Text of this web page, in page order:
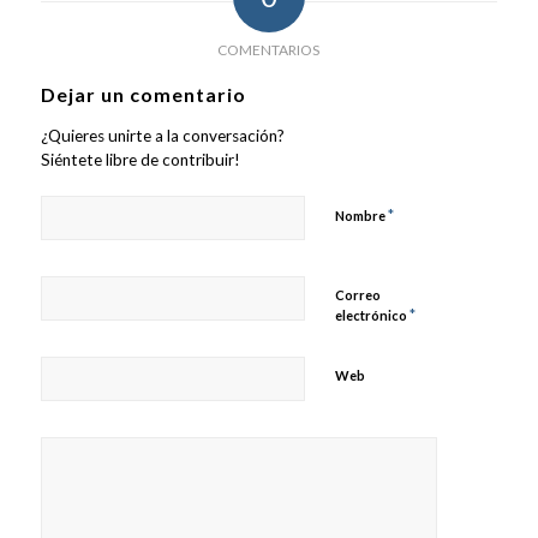
COMENTARIOS
Dejar un comentario
¿Quieres unirte a la conversación?
Siéntete libre de contribuir!
Nombre*
Correo
electrónico *
Web